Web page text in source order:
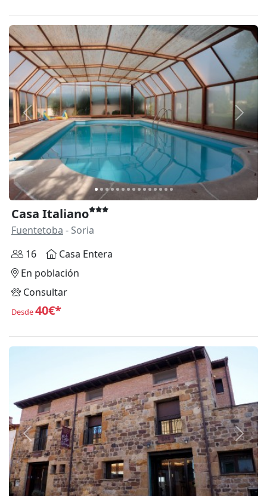
Anterior
Casa Italiano
Fuentetoba - Soria
16
Casa Entera
En población
Consultar
Desde40€*
Anterior